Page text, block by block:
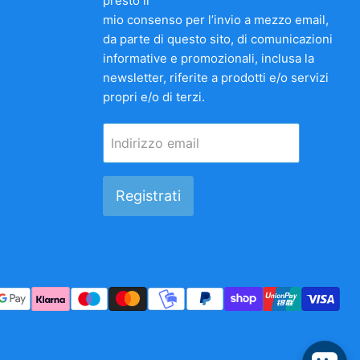
mio consenso per l’invio a mezzo email,
da parte di questo sito, di comunicazioni
informative e promozionali, inclusa la
newsletter, riferite a prodotti e/o servizi
propri e/o di terzi.
Indirizzo email
Registrati